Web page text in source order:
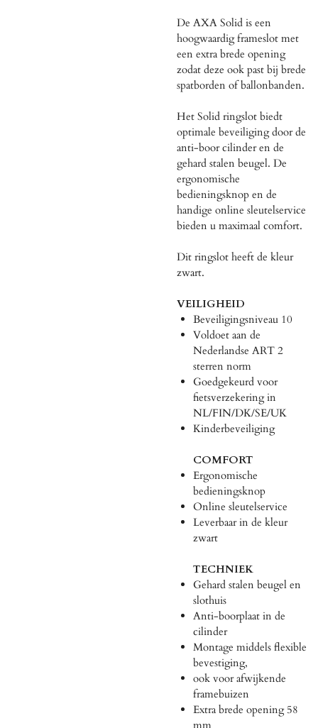
De AXA Solid is een
hoogwaardig frameslot met
een extra brede opening
zodat deze ook past bij brede
spatborden of ballonbanden.
Het Solid ringslot biedt
optimale beveiliging door de
anti-boor cilinder en de
gehard stalen beugel. De
ergonomische
bedieningsknop en de
handige online sleutelservice
bieden u maximaal comfort.
Dit ringslot heeft de kleur
zwart.
VEILIGHEID
Beveiligingsniveau 10
Voldoet aan de
Nederlandse ART 2
sterren norm
Goedgekeurd voor
fietsverzekering in
NL/FIN/DK/SE/UK
Kinderbeveiliging
COMFORT
Ergonomische
bedieningsknop
Online sleutelservice
Leverbaar in de kleur
zwart
TECHNIEK
Gehard stalen beugel en
slothuis
Anti-boorplaat in de
cilinder
Montage middels flexible
bevestiging,
ook voor afwijkende
framebuizen
Extra brede opening 58